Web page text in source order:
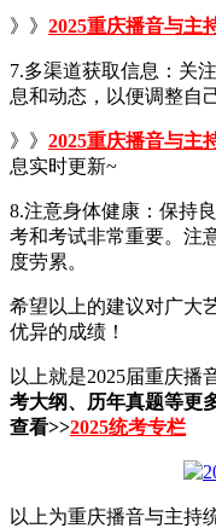
》》 2025重庆播音与主
7.多渠道获取信息：关
息和动态，以便调整自
》》 2025重庆播音与主
息实时更新~
8.注意身体健康：保持
考和考试非常重要。注
度劳累。
希望以上的建议对广大
优异的成绩！
以上就是2025届重庆播
考大纲、历年真题等更
查看>>2025统考专栏
以上为重庆播音与主持